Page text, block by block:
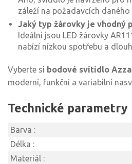
záleží na požadavcích
Jaký typ žárovky je vhodný
Ideální jsou LED žárovky
nabízí nízkou spotřebu a
Vyberte si bodové svítidlo
moderní, funkční a variabilní
Technické parametry
Barva :
Délka :
Materiál :